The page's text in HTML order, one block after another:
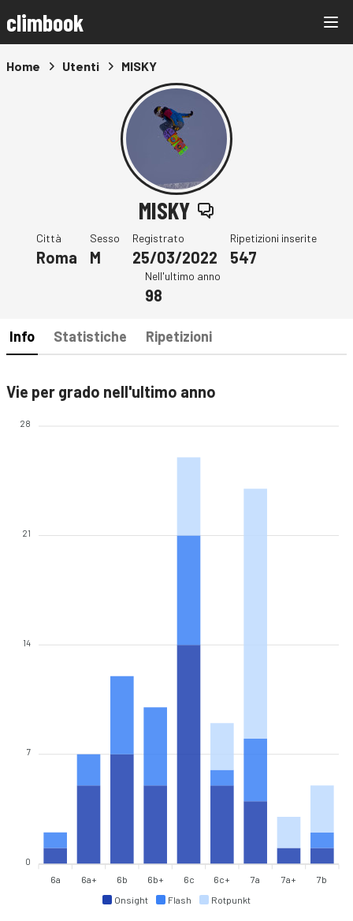
climbook
Home Utenti MISKY
MISKY
Città
Roma
Sesso
M
Registrato
25/03/2022
Ripetizioni inserite
547
Nell'ultimo anno
98
Info Statistiche Ripetizioni
Vie per grado nell'ultimo anno
Onsight Flash Rotpunkt
28
21
14
7
0
6a 6a+ 6b 6b+ 6c 6c+ 7a 7a+ 7b